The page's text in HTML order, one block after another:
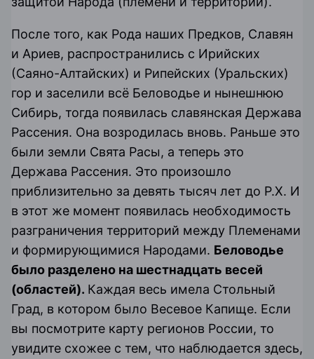
После того, как Рода наших Предков, Славян
и Ариев, распространились с Ирийских
(Саяно-Алтайских) и Рипейских (Уральских)
гор и заселили всё Беловодье и нынешнюю
Сибирь, тогда появилась славянская Держава
Рассения. Она возродилась вновь. Раньше это
были земли Свята Расы, а теперь это
Держава Рассения. Это произошло
приблизительно за девять тысяч лет до Р.Х. И
в этот же момент появилась необходимость
разграничения территорий между Племенами
и формирующимися Народами. Беловодье
было разделено на шестнадцать весей
(областей). Каждая весь имела Стольный
Град, в котором было Весевое Капище. Если
вы посмотрите карту регионов России, то
увидите схожее с тем, что наблюдается здесь,